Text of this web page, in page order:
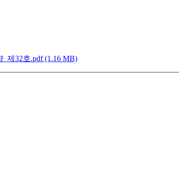
제32호.pdf (1.16 MB)